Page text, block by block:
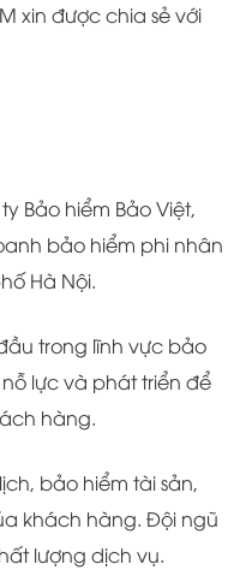
xin được chia sẻ với
Bảo hiểm Bảo Việt,
bảo hiểm phi nhân
Hà Nội.
trong lĩnh vực bảo
lực và phát triển để
hàng.
bảo hiểm tài sản,
khách hàng. Đội ngũ
lượng dịch vụ.